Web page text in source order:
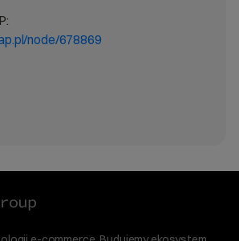
node/678869